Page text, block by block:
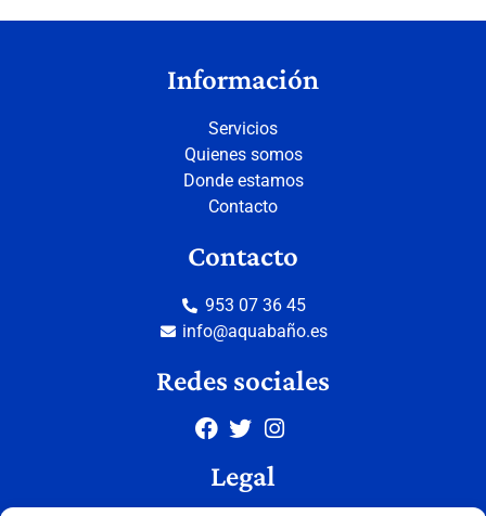
Información
Servicios
Quienes somos
Donde estamos
Contacto
Contacto
953 07 36 45
info@aquabaño.es
Redes sociales
Legal